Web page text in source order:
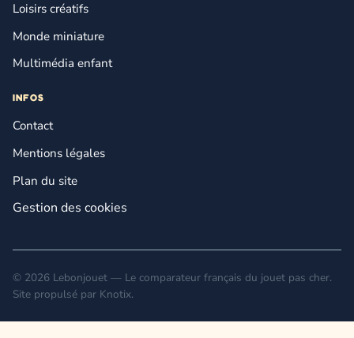
Loisirs créatifs
Monde miniature
Multimédia enfant
INFOS
Contact
Mentions légales
Plan du site
Gestion des cookies
© 2026 Lebonjouet — Le comparateur français du jouet pas cher.
Site propulsé par Knotix.